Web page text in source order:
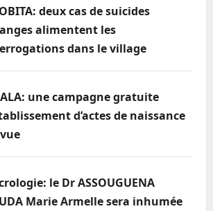
sur
réseaux
sociaux
deux cas de suicides
alimentent les
dans le village
une campagne gratuite
d’actes de naissance
le Dr ASSOUGUENA
Marie Armelle sera inhumée